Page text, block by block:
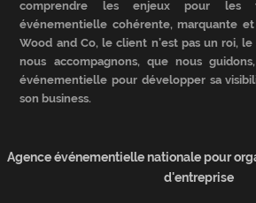
comprendre les enjeux pour les
événementielle cohérente, marquante
Wood and Co, le client n’est pas un roi,
nous accompagnons, que nous
événementielle pour développer sa
son business.
Agence événementielle nationale pour
d'entreprise